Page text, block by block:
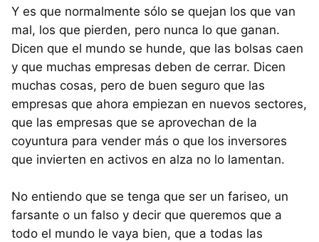
Y es que normalmente sólo se quejan los que van
mal, los que pierden, pero nunca lo que ganan.
Dicen que el mundo se hunde, que las bolsas caen
y que muchas empresas deben de cerrar. Dicen
muchas cosas, pero de buen seguro que las
empresas que ahora empiezan en nuevos sectores,
que las empresas que se aprovechan de la
coyuntura para vender más o que los inversores
que invierten en activos en alza no lo lamentan.
No entiendo que se tenga que ser un fariseo, un
farsante o un falso y decir que queremos que a
todo el mundo le vaya bien, que a todas las